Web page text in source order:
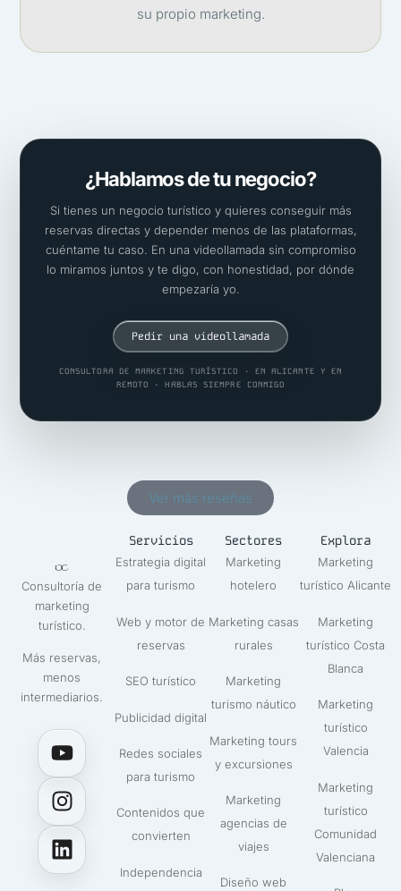
su propio marketing.
¿Hablamos de tu negocio?
Si tienes un negocio turístico y quieres conseguir más
reservas directas y depender menos de las plataformas,
cuéntame tu caso. En una videollamada sin compromiso
lo miramos juntos y te digo, con honestidad, por dónde
empezaría yo.
Pedir una videollamada
CONSULTORA DE MARKETING TURÍSTICO · EN ALICANTE Y EN
REMOTO · HABLAS SIEMPRE CONMIGO
Ver más reseñas
Consultoría de
marketing
turístico.
Más reservas,
menos
intermediarios.
Servicios
Estrategia digital
para turismo
Web y motor de
reservas
SEO turístico
Publicidad digital
Redes sociales
para turismo
Contenidos que
convierten
Independencia
Sectores
Marketing
hotelero
Marketing casas
rurales
Marketing
turismo náutico
Marketing tours
y excursiones
Marketing
agencias de
viajes
Diseño web
Explora
Marketing
turístico Alicante
Marketing
turístico Costa
Blanca
Marketing
turístico
Valencia
Marketing
turístico
Comunidad
Valenciana